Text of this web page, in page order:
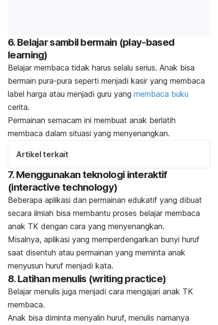
6. Belajar sambil bermain (play-based
learning)
Belajar membaca tidak harus selalu serius. Anak bisa
bermain pura-pura seperti menjadi kasir yang membaca
label harga atau menjadi guru yang membaca buku
cerita.
Permainan semacam ini membuat anak berlatih
membaca dalam situasi yang menyenangkan.
Artikel terkait
7. Menggunakan teknologi interaktif
(interactive technology)
Beberapa aplikasi dan permainan edukatif yang dibuat
secara ilmiah bisa membantu proses belajar membaca
anak TK dengan cara yang menyenangkan.
Misalnya, aplikasi yang memperdengarkan bunyi huruf
saat disentuh atau permainan yang meminta anak
menyusun huruf menjadi kata.
8. Latihan menulis (writing practice)
Belajar menulis juga menjadi cara mengajari anak TK
membaca.
Anak bisa diminta menyalin huruf, menulis namanya